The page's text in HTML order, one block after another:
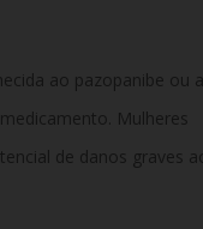
ao pazopanibe ou a
Mulheres
de danos graves